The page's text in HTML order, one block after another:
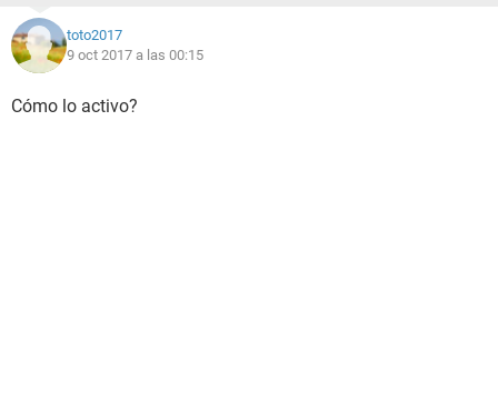
toto2017
9 oct 2017 a las 00:15
Cómo lo activo?